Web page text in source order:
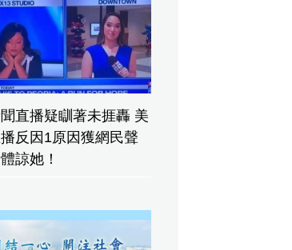
直播疑瞓著未捱轟 美
反因1原因獲網民聲
諒她！